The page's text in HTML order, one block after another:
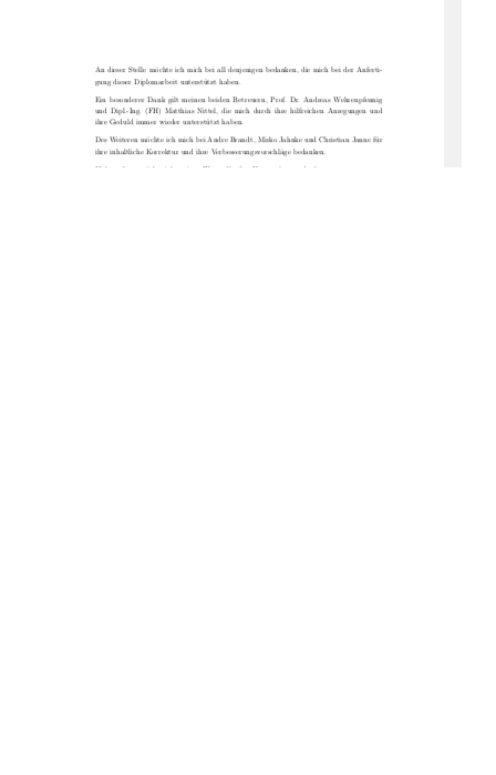
An dieser Stelle möchte ich mich bei all denjenigen bedanken, die mich bei der Anferti-
gung dieser Diplomarbeit unterstützt haben.
Ein besonderer Dank gilt meinen beiden Betreuern, Prof. Dr. Andreas Wehrenpfennig
und Dipl.-Ing. (FH) Matthias Nittel, die mich durch ihre hilfreichen Anregungen und
ihre Geduld immer wieder unterstützt haben.
Des Weiteren möchte ich mich bei Andre Brandt, Mirko Jahnke und Christian Janne für
ihre inhaltliche Korrektur und ihre Verbesserungsvorschläge bedanken.